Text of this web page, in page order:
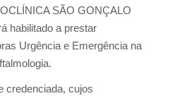
SÃO GONÇALO
habilitado a prestar
Urgência e Emergência na
credenciada, cujos